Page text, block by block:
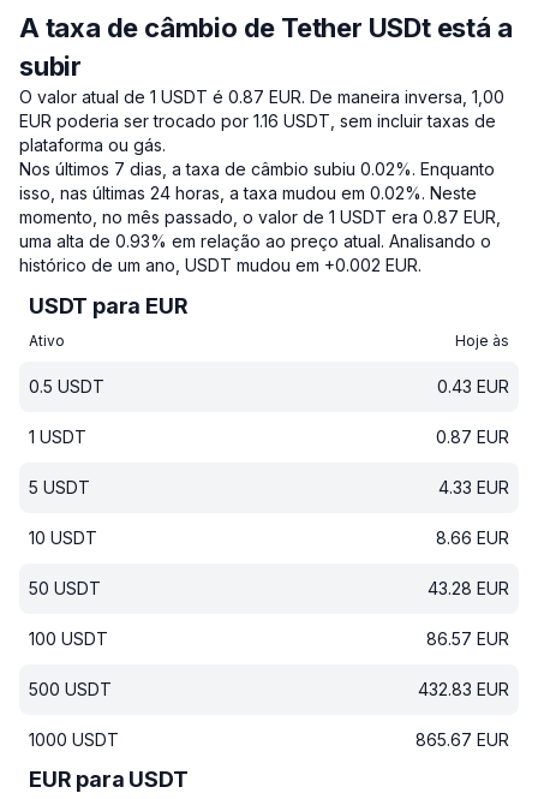
A taxa de câmbio de Tether USDt está a
subir
O valor atual de 1 USDT é 0.87 EUR. De maneira inversa, 1,00
EUR poderia ser trocado por 1.16 USDT, sem incluir taxas de
plataforma ou gás.
Nos últimos 7 dias, a taxa de câmbio subiu 0.02%. Enquanto
isso, nas últimas 24 horas, a taxa mudou em 0.02%. Neste
momento, no mês passado, o valor de 1 USDT era 0.87 EUR,
uma alta de 0.93% em relação ao preço atual. Analisando o
histórico de um ano, USDT mudou em +0.002 EUR.
USDT para EUR
Ativo Hoje às
0.5 USDT 0.43 EUR
1 USDT 0.87 EUR
5 USDT 4.33 EUR
10 USDT 8.66 EUR
50 USDT 43.28 EUR
100 USDT 86.57 EUR
500 USDT 432.83 EUR
1000 USDT 865.67 EUR
EUR para USDT